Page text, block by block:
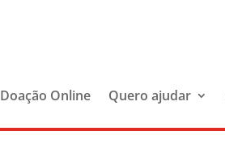
Doação Online Quero ajudar